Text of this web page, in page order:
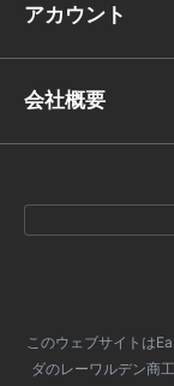
アカウント
会社概要
このウェブサイトは
ダのレーワルデン商